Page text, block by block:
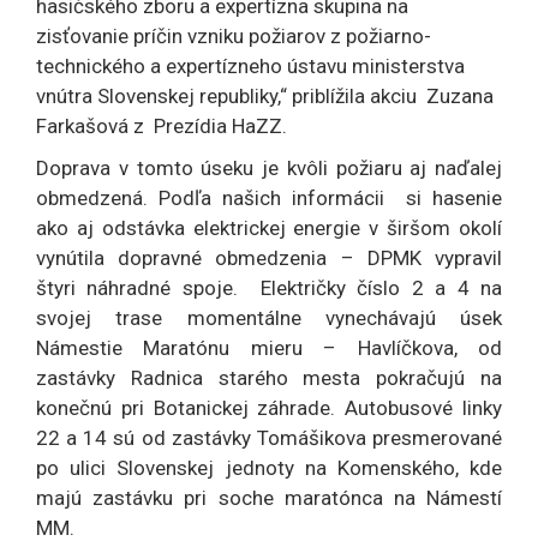
hasičského zboru a expertízna skupina na
zisťovanie príčin vzniku požiarov z požiarno-
technického a expertízneho ústavu ministerstva
vnútra Slovenskej republiky,“ priblížila akciu Zuzana
Farkašová z Prezídia HaZZ.
Doprava v tomto úseku je kvôli požiaru aj naďalej
obmedzená. Podľa našich informácii si hasenie
ako aj odstávka elektrickej energie v širšom okolí
vynútila dopravné obmedzenia – DPMK vypravil
štyri náhradné spoje. Električky číslo 2 a 4 na
svojej trase momentálne vynechávajú úsek
Námestie Maratónu mieru – Havlíčkova, od
zastávky Radnica starého mesta pokračujú na
konečnú pri Botanickej záhrade. Autobusové linky
22 a 14 sú od zastávky Tomášikova presmerované
po ulici Slovenskej jednoty na Komenského, kde
majú zastávku pri soche maratónca na Námestí
MM.